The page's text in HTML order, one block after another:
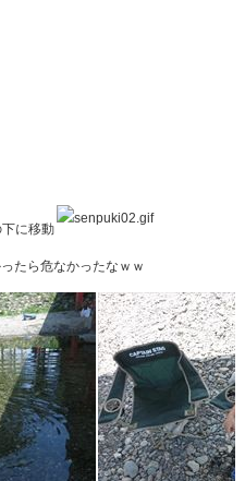
に移動
たら危なかったなｗｗ